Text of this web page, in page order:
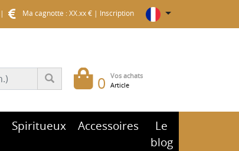
| Ma cagnotte : XX.xx € | Inscription
0 Vos achats
Article
Spiritueux Accessoires
Le
blog